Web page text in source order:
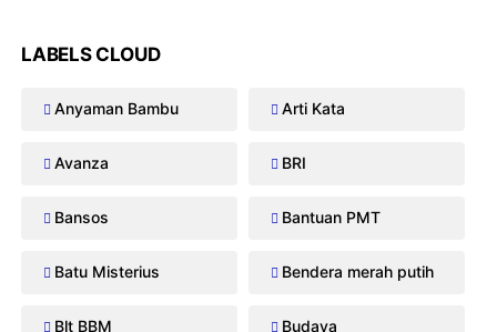
LABELS CLOUD
Anyaman Bambu Arti Kata
Avanza BRI
Bansos Bantuan PMT
Batu Misterius Bendera merah putih
Blt BBM Budaya